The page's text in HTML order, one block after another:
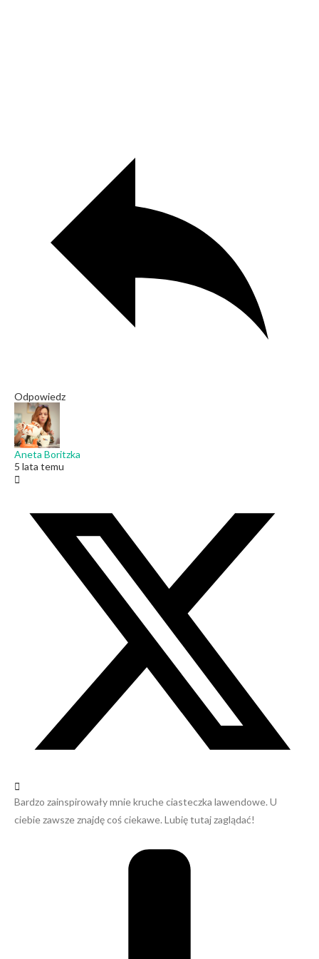
Odpowiedz
Aneta Boritzka
5 lata temu
Bardzo zainspirowały mnie kruche ciasteczka lawendowe. U
ciebie zawsze znajdę coś ciekawe. Lubię tutaj zaglądać!